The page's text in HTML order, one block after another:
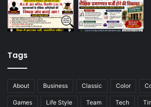
Tags
About Business Classic Color
Games Life Style Team Tech